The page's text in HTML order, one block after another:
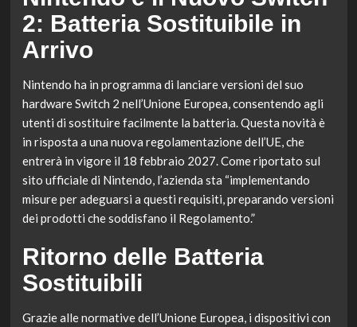
2: Batteria Sostituibile in
Arrivo
Nintendo ha in programma di lanciare versioni del suo
hardware Switch 2 nell’Unione Europea, consentendo agli
utenti di sostituire facilmente la batteria. Questa novità è
in risposta a una nuova regolamentazione dell’UE, che
entrerà in vigore il 18 febbraio 2027. Come riportato sul
sito ufficiale di Nintendo, l’azienda sta “implementando
misure per adeguarsi a questi requisiti, preparando versioni
dei prodotti che soddisfano il Regolamento.”
Ritorno delle Batteria
Sostituibili
Grazie alle normative dell’Unione Europea, i dispositivi con